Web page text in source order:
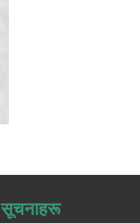
सूचनाहरू